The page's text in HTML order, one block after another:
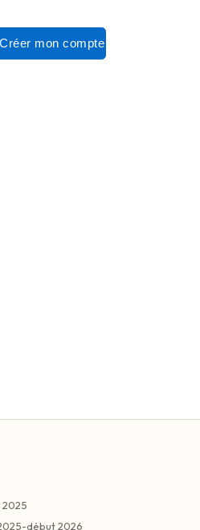
Créer mon compte
2025
début 2026